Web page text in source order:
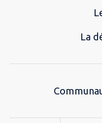
La